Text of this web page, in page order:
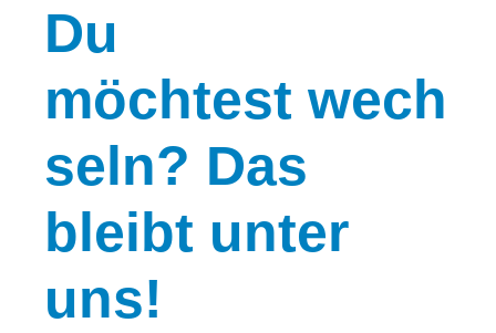
Du
möchtest wech
seln? Das
bleibt unter
uns!